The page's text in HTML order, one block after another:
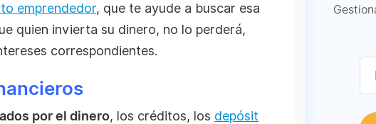
emprendedor, que te ayude a buscar esa
quien invierta su dinero, no lo perderá,
correspondientes.
por el dinero, los créditos, los depósit